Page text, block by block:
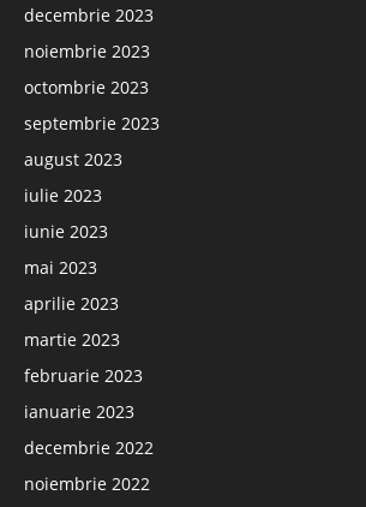
decembrie 2023
noiembrie 2023
octombrie 2023
septembrie 2023
august 2023
iulie 2023
iunie 2023
mai 2023
aprilie 2023
martie 2023
februarie 2023
ianuarie 2023
decembrie 2022
noiembrie 2022